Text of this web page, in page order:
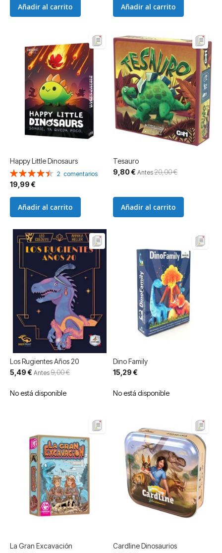
Añadir al carrito Añadir al carrito
Happy Little Dinosaurs
Valoración:
90%
2 comentarios
19,99 €
Añadir al carrito
Tesauro
Precio
especial
9,80 € Antes20,00 €
Añadir al carrito
Los Rugientes Años 20
Precio
especial
5,49 € Antes9,00 €
No está disponible
Dino Family
15,29 €
No está disponible
La Gran Excavación
Cardline Dinosaurios